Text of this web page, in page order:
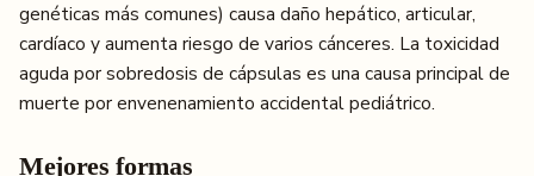
genéticas más comunes) causa daño hepático, articular,
cardíaco y aumenta riesgo de varios cánceres. La toxicidad
aguda por sobredosis de cápsulas es una causa principal de
muerte por envenenamiento accidental pediátrico.
Mejores formas